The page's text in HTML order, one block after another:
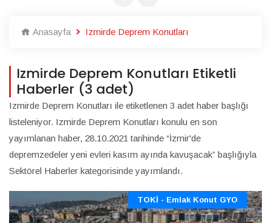
Anasayfa Izmirde Deprem Konutları
Izmirde Deprem Konutları Etiketli
Haberler (3 adet)
Izmirde Deprem Konutları ile etiketlenen 3 adet haber başlığı
listeleniyor. Izmirde Deprem Konutları konulu en son
yayımlanan haber, 28.10.2021 tarihinde “İzmir'de
depremzedeler yeni evleri kasım ayında kavuşacak” başlığıyla
Sektörel Haberler kategorisinde yayımlandı.
TOKİ - Emlak Konut GYO